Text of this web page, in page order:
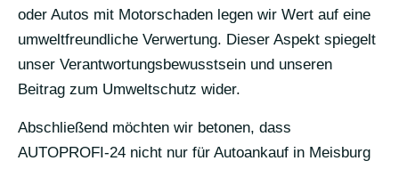
oder Autos mit Motorschaden legen wir Wert auf eine
umweltfreundliche Verwertung. Dieser Aspekt spiegelt
unser Verantwortungsbewusstsein und unseren
Beitrag zum Umweltschutz wider.
Abschließend möchten wir betonen, dass
AUTOPROFI-24 nicht nur für Autoankauf in Meisburg